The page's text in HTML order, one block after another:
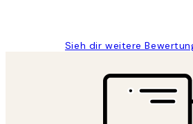
Sieh dir weitere